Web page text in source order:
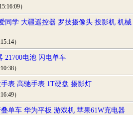
）
同学 大疆遥控器 罗技摄像头 投影机 机械
）
21700电池 闪电单车
）
表 高驰手表 1T硬盘 摄影灯
）
单车 华为平板 游戏机 苹果61W充电器